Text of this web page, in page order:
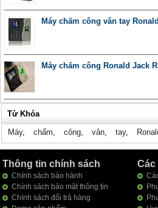
Máy chấm công vân tay
Máy chấm công Ronald Jack
Từ Khóa
Máy, chấm công vân tay,
Thông tin chính sách
Chính sách bảo hành
Chính sách bảo mật thông tin
Chính sách đổi trả hàng